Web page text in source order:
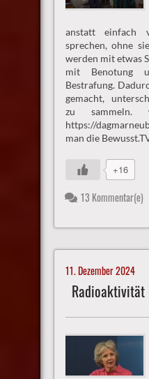
anstatt einfach
sprechen, ohne
werden mit etwas
mit Benotung
Bestrafung.
gemacht,
zu sammeln.
https://
man die
+16
13 Kommentar(e)
11. Dezember 2024